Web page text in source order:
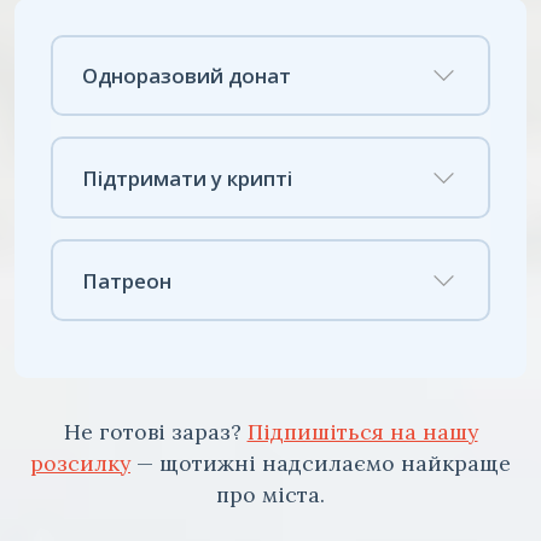
Одноразовий донат
Підтримати у крипті
Патреон
Не готові зараз? Підпишіться на нашу
розсилку— щотижні надсилаємо найкраще
про міста.